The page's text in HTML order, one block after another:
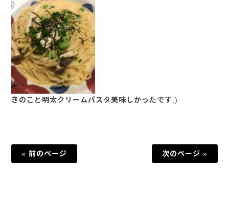
きのこと明太クリームパスタ美味しかったです;)
« 前のページ 次のページ »